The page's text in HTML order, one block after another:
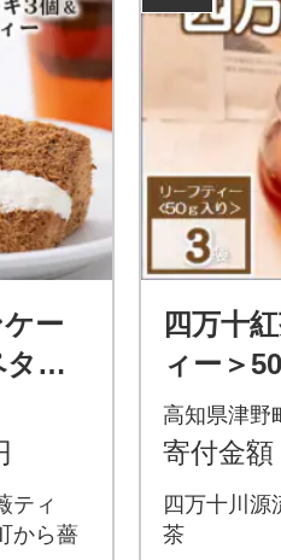
ー
ル
き
ッ
ティ
から薔
四万十
ィー＞
高知県津野
寄付金額
四万十川源
茶